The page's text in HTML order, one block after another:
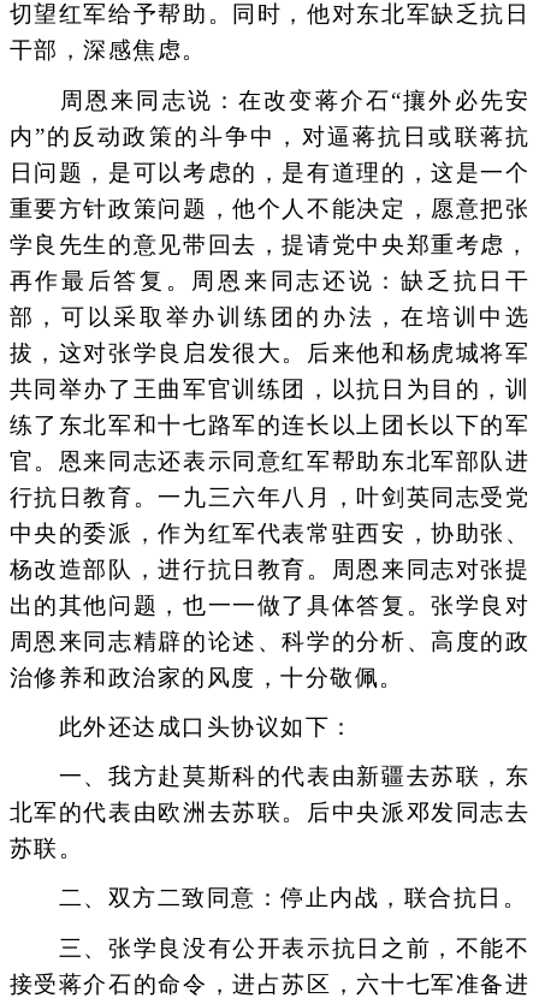
切望红军给予帮助。同时，他对东北军缺乏抗日
干部，深感焦虑。
周恩来同志说：在改变蒋介石“攘外必先安
内”的反动政策的斗争中，对逼蒋抗日或联蒋抗
日问题，是可以考虑的，是有道理的，这是一个
重要方针政策问题，他个人不能决定，愿意把张
学良先生的意见带回去，提请党中央郑重考虑，
再作最后答复。周恩来同志还说：缺乏抗日干
部，可以采取举办训练团的办法，在培训中选
拔，这对张学良启发很大。后来他和杨虎城将军
共同举办了王曲军官训练团，以抗日为目的，训
练了东北军和十七路军的连长以上团长以下的军
官。恩来同志还表示同意红军帮助东北军部队进
行抗日教育。一九三六年八月，叶剑英同志受党
中央的委派，作为红军代表常驻西安，协助张、
杨改造部队，进行抗日教育。周恩来同志对张提
出的其他问题，也一一做了具体答复。张学良对
周恩来同志精辟的论述、科学的分析、高度的政
治修养和政治家的风度，十分敬佩。
此外还达成口头协议如下：
一、我方赴莫斯科的代表由新疆去苏联，东
北军的代表由欧洲去苏联。后中央派邓发同志去
苏联。
二、双方二致同意：停止内战，联合抗日。
三、张学良没有公开表示抗日之前，不能不
接受蒋介石的命令，进占苏区，六十七军准备进